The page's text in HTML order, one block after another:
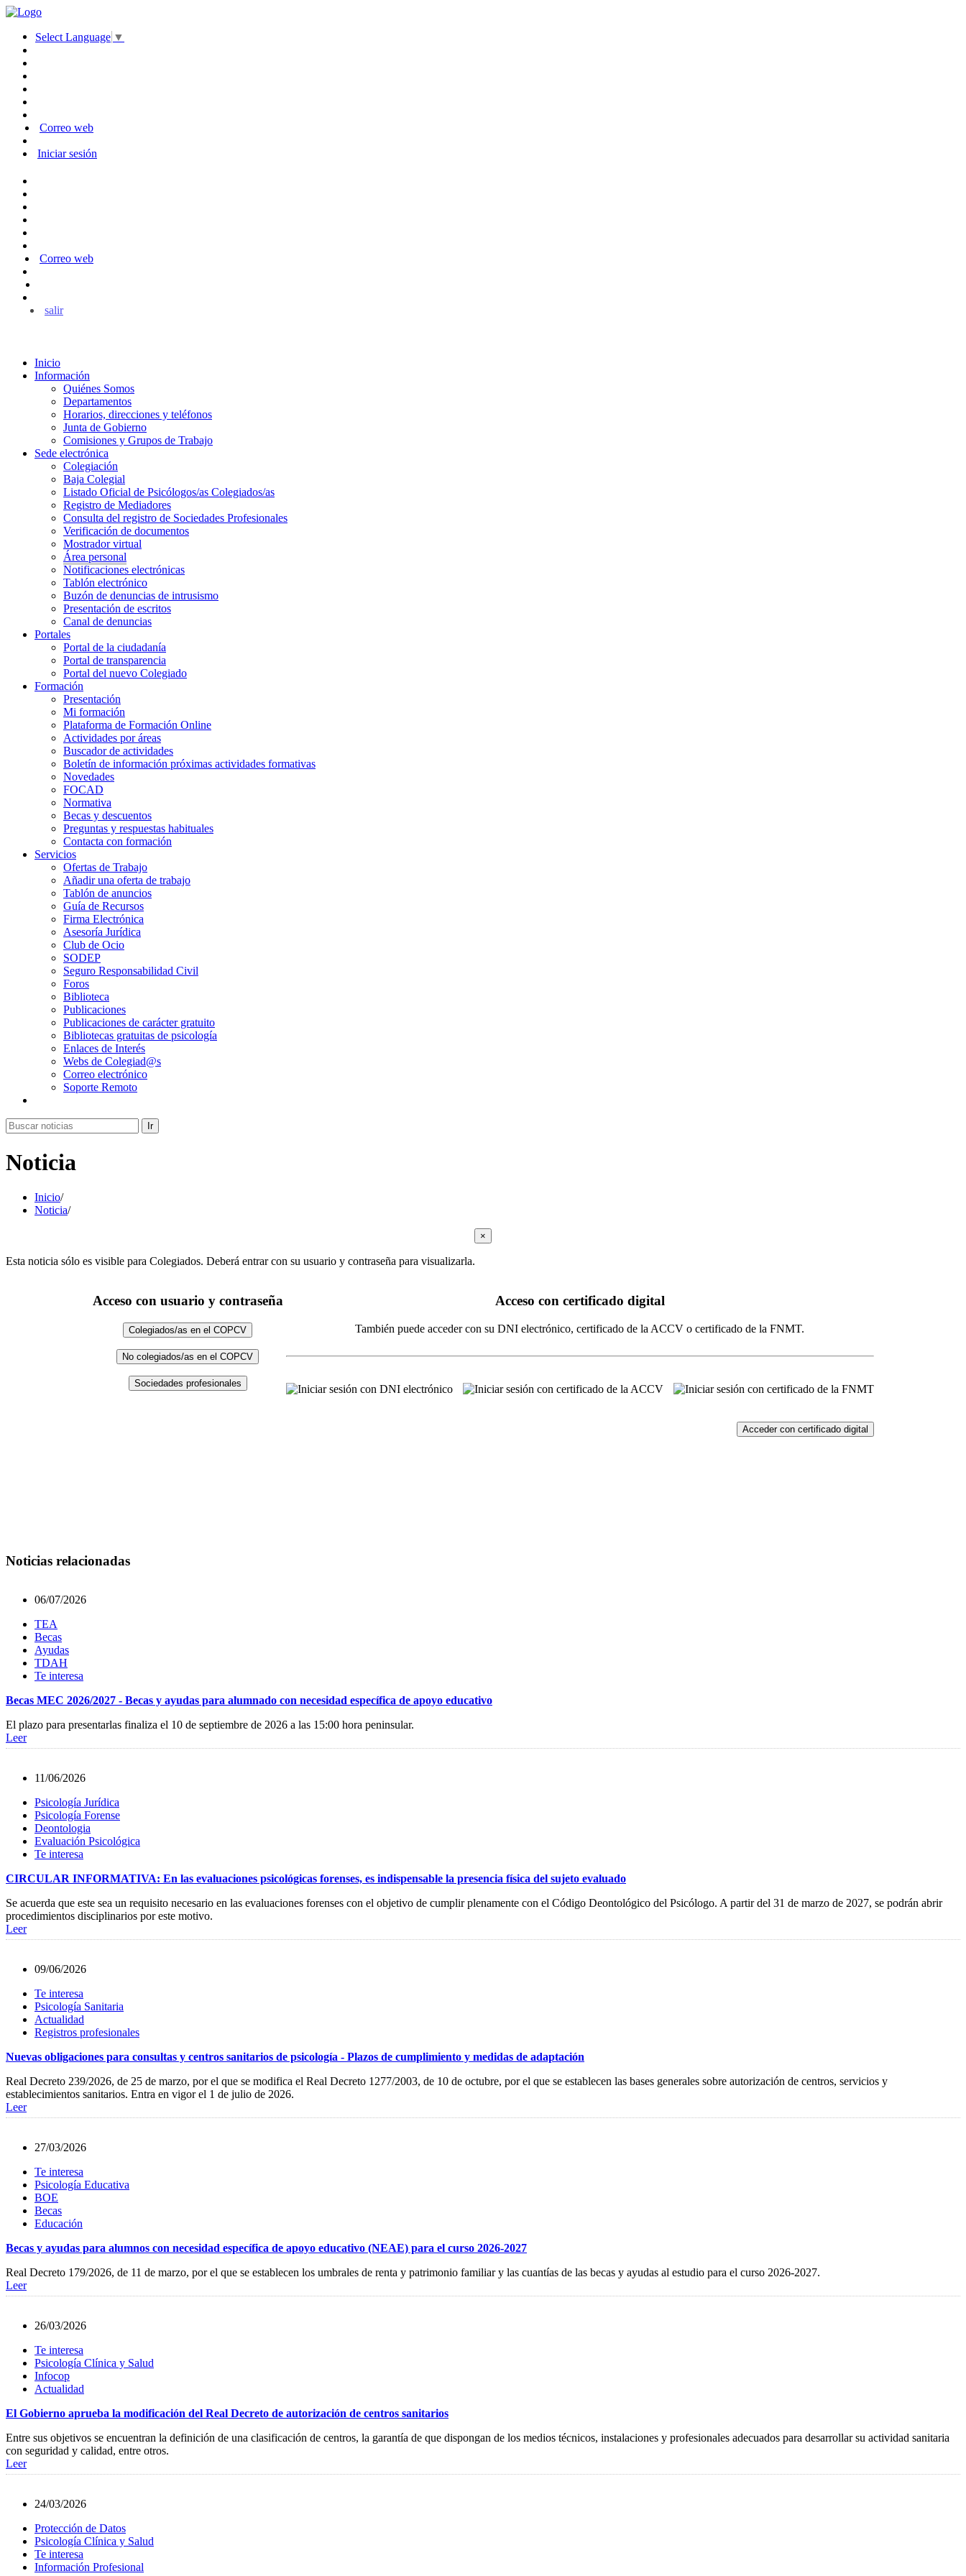
Select Language ▼
Correo web
Iniciar sesión
Correo web
salir
Inicio
Información
Quiénes Somos
Departamentos
Horarios, direcciones y teléfonos
Junta de Gobierno
Comisiones y Grupos de Trabajo
Sede electrónica
Colegiación
Baja Colegial
Listado Oficial de Psicólogos/as Colegiados/as
Registro de Mediadores
Consulta del registro de Sociedades Profesionales
Verificación de documentos
Mostrador virtual
Área personal
Notificaciones electrónicas
Tablón electrónico
Buzón de denuncias de intrusismo
Presentación de escritos
Canal de denuncias
Portales
Portal de la ciudadanía
Portal de transparencia
Portal del nuevo Colegiado
Formación
Presentación
Mi formación
Plataforma de Formación Online
Actividades por áreas
Buscador de actividades
Boletín de información próximas actividades formativas
Novedades
FOCAD
Normativa
Becas y descuentos
Preguntas y respuestas habituales
Contacta con formación
Servicios
Ofertas de Trabajo
Añadir una oferta de trabajo
Tablón de anuncios
Guía de Recursos
Firma Electrónica
Asesoría Jurídica
Club de Ocio
SODEP
Seguro Responsabilidad Civil
Foros
Biblioteca
Publicaciones
Publicaciones de carácter gratuito
Bibliotecas gratuitas de psicología
Enlaces de Interés
Webs de Colegiad@s
Correo electrónico
Soporte Remoto
Ir
Noticia
Inicio/
Noticia/
×
Esta noticia sólo es visible para Colegiados. Deberá entrar con su usuario y contraseña para visualizarla.
Acceso con usuario y contraseña
Colegiados/as en el COPCV
No colegiados/as en el COPCV
Sociedades profesionales
Acceso con certificado digital
También puede acceder con su DNI electrónico, certificado de la ACCV o certificado de la FNMT.
Acceder con certificado digital
Noticias relacionadas
06/07/2026
TEA
Becas
Ayudas
TDAH
Te interesa
Becas MEC 2026/2027 - Becas y ayudas para alumnado con necesidad específica de apoyo educativo
El plazo para presentarlas finaliza el 10 de septiembre de 2026 a las 15:00 hora peninsular.
Leer
11/06/2026
Psicología Jurídica
Psicología Forense
Deontologia
Evaluación Psicológica
Te interesa
CIRCULAR INFORMATIVA: En las evaluaciones psicológicas forenses, es indispensable la presencia física del sujeto evaluado
Se acuerda que este sea un requisito necesario en las evaluaciones forenses con el objetivo de cumplir plenamente con el Código Deontológico del Psicólogo. A partir del 31 de marzo de 2027, se podrán abrir
procedimientos disciplinarios por este motivo.
Leer
09/06/2026
Te interesa
Psicología Sanitaria
Actualidad
Registros profesionales
Nuevas obligaciones para consultas y centros sanitarios de psicología - Plazos de cumplimiento y medidas de adaptación
Real Decreto 239/2026, de 25 de marzo, por el que se modifica el Real Decreto 1277/2003, de 10 de octubre, por el que se establecen las bases generales sobre autorización de centros, servicios y
establecimientos sanitarios. Entra en vigor el 1 de julio de 2026.
Leer
27/03/2026
Te interesa
Psicología Educativa
BOE
Becas
Educación
Becas y ayudas para alumnos con necesidad específica de apoyo educativo (NEAE) para el curso 2026-2027
Real Decreto 179/2026, de 11 de marzo, por el que se establecen los umbrales de renta y patrimonio familiar y las cuantías de las becas y ayudas al estudio para el curso 2026-2027.
Leer
26/03/2026
Te interesa
Psicología Clínica y Salud
Infocop
Actualidad
El Gobierno aprueba la modificación del Real Decreto de autorización de centros sanitarios
Entre sus objetivos se encuentran la definición de una clasificación de centros, la garantía de que dispongan de los medios técnicos, instalaciones y profesionales adecuados para desarrollar su actividad sanitaria
con seguridad y calidad, entre otros.
Leer
24/03/2026
Protección de Datos
Psicología Clínica y Salud
Te interesa
Información Profesional